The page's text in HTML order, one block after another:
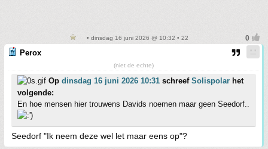
• dinsdag 16 juni 2026 @ 10:32 • 22
Perox
(niet de echte)
Op dinsdag 16 juni 2026 10:31 schreef Solispolar het
volgende:
En hoe mensen hier trouwens Davids noemen maar geen Seedorf..
Seedorf "Ik neem deze wel let maar eens op"?